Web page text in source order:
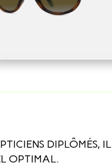
DIPLÔMÉS, IL
OPTIMAL.